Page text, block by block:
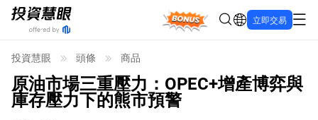
Bonus 立即交易
投資慧眼 頭條 商品
原油市場三重壓力：OPEC+增產博弈與
庫存壓力下的熊市預警